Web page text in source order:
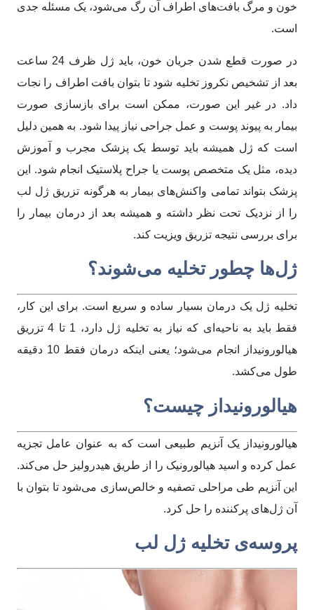
خون و مرگ بافت‌های اطراف آن رگ می‌شود، یک مسئله جدی
است.
در صورت قطع شدن جریان خون، باید ژل ظرف 24 ساعت
بعد از تشخیص نکروز تخلیه شود تا بتوان بافت اطراف را نجات
داد. در غیر این صورت، ممکن است برای بازسازی صورت
بیمار به پیوند پوست و عمل جراحی نیاز پیدا شود. به همین دلیل
است که ژل همیشه باید توسط یک پزشک مجرب و آموزش
دیده، مثل یک متخصص پوست یا جراح پلاستیک انجام شود. این
پزشک بتواند تمامی واکنش‌های بیمار به هرگونه تزریق ژل لب
را از نزدیک تحت نظر داشته و همیشه بعد از درمان بیمار را
برای بررسی نتیجه تزریق ویزیت کند.
ژل‌ها چطور تخلیه می‌شوند؟
تخلیه ژل یک درمان بسیار ساده و سریع است. برای این کار،
فقط باید به ناحیه‌ای که نیاز به تخلیه ژل دارد، 1 تا 4 تزریق
هیالورونیداز انجام می‌شود؛ یعنی اینکه درمان فقط 10 دقیقه
طول می‌کشد.
هیالورونیداز چیست؟
هیالورونیداز یک آنزیم طبیعی است که به عنوان عامل تجزیه
عمل کرده و اسید هیالورونیک را از طریق هیدرولیز حل می‌کند.
این آنزیم طی مراحلی تصفیه و خالص‌سازی می‌شود تا بتوان با
آن ژل‌های پرکننده را حل کرد.
پروسه‌ی تخلیه ژل لب